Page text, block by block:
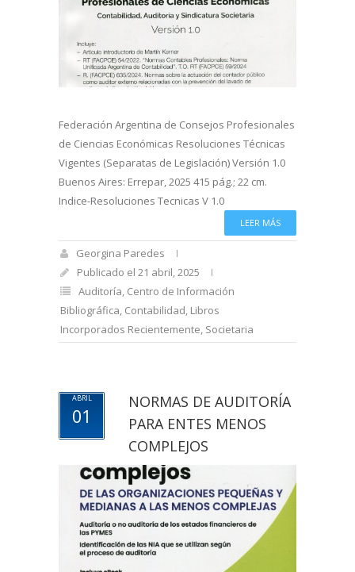
Federación Argentina de Consejos Profesionales
de Ciencias Económicas Resoluciones Técnicas
Vigentes (Separatas de Legislación) Versión 1.0
Buenos Aires: Errepar, 2025 415 pág.; 22 cm.
Indice-Resoluciones Tecnicas V 1.0
LEER MÁS
Georgina Paredes
Publicado el 21 abril, 2025
Auditoría, Centro de Información
Bibliográfica, Contabilidad, Libros
Incorporados Recientemente, Societaria
ABRIL
01
NORMAS DE AUDITORÍA
PARA ENTES MENOS
COMPLEJOS